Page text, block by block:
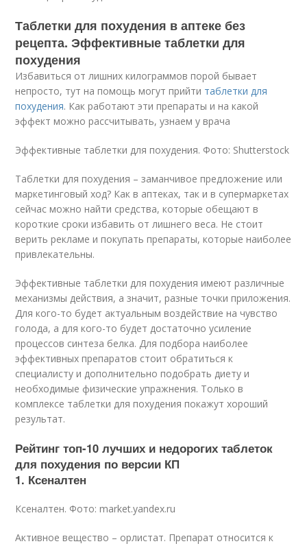
Таблетки для похудения в аптеке без
рецепта. Эффективные таблетки для
похудения
Избавиться от лишних килограммов порой бывает
непросто, тут на помощь могут прийти таблетки для
похудения. Как работают эти препараты и на какой
эффект можно рассчитывать, узнаем у врача
Эффективные таблетки для похудения. Фото: Shutterstock
Таблетки для похудения – заманчивое предложение или
маркетинговый ход? Как в аптеках, так и в супермаркетах
сейчас можно найти средства, которые обещают в
короткие сроки избавить от лишнего веса. Не стоит
верить рекламе и покупать препараты, которые наиболее
привлекательны.
Эффективные таблетки для похудения имеют различные
механизмы действия, а значит, разные точки приложения.
Для кого-то будет актуальным воздействие на чувство
голода, а для кого-то будет достаточно усиление
процессов синтеза белка. Для подбора наиболее
эффективных препаратов стоит обратиться к
специалисту и дополнительно подобрать диету и
необходимые физические упражнения. Только в
комплексе таблетки для похудения покажут хороший
результат.
Рейтинг топ-10 лучших и недорогих таблеток
для похудения по версии КП
1. Ксеналтен
Ксеналтен. Фото: market.yandex.ru
Активное вещество – орлистат. Препарат относится к